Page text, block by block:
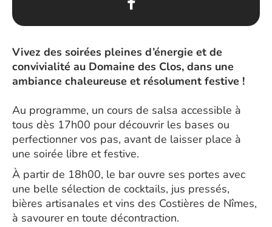
Vivez des soirées pleines d’énergie et de
convivialité au Domaine des Clos, dans une
ambiance chaleureuse et résolument festive !
Au programme, un cours de salsa accessible à
tous dès 17h00 pour découvrir les bases ou
perfectionner vos pas, avant de laisser place à
une soirée libre et festive.
À partir de 18h00, le bar ouvre ses portes avec
une belle sélection de cocktails, jus pressés,
bières artisanales et vins des Costières de Nîmes,
à savourer en toute décontraction.